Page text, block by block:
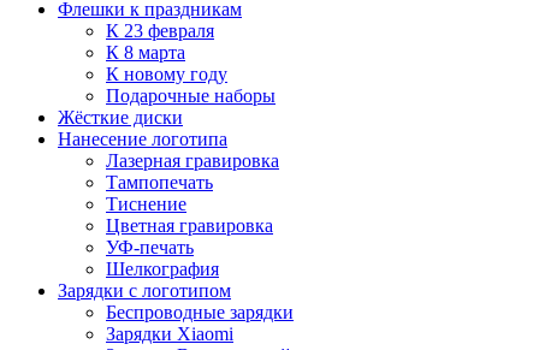
Флешки к праздникам
К 23 февраля
К 8 марта
К новому году
Подарочные наборы
Жёсткие диски
Нанесение логотипа
Лазерная гравировка
Тампопечать
Тиснение
Цветная гравировка
УФ-печать
Шелкография
Зарядки с логотипом
Беспроводные зарядки
Зарядки Xiaomi